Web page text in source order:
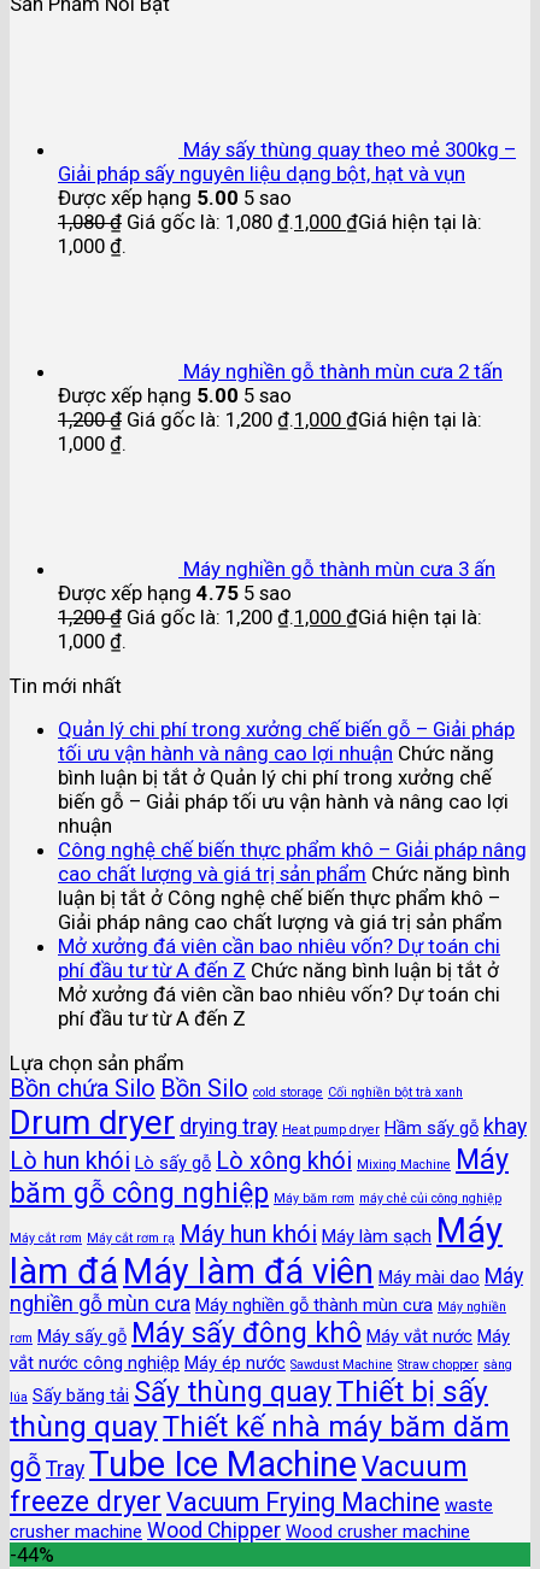
Máy sấy thùng quay theo mẻ 300kg –
Giải pháp sấy nguyên liệu dạng bột, hạt và vụn
Được xếp hạng 5.00 5 sao
1,080₫ Giá gốc là: 1,080 ₫.1,000 ₫Giá hiện tại là:
1,000 ₫.
Máy nghiền gỗ thành mùn cưa 2 tấn
Được xếp hạng 5.00 5 sao
1,200₫ Giá gốc là: 1,200 ₫.1,000 ₫Giá hiện tại là:
1,000 ₫.
Máy nghiền gỗ thành mùn cưa 3 ấn
Được xếp hạng 4.75 5 sao
1,200₫ Giá gốc là: 1,200 ₫.1,000 ₫Giá hiện tại là:
1,000 ₫.
Tin mới nhất
Quản lý chi phí trong xưởng chế biến gỗ – Giải pháp
tối ưu vận hành và nâng cao lợi nhuận Chức năng
bình luận bị tắt ở Quản lý chi phí trong xưởng chế
biến gỗ – Giải pháp tối ưu vận hành và nâng cao lợi
nhuận
Công nghệ chế biến thực phẩm khô – Giải pháp nâng
cao chất lượng và giá trị sản phẩm Chức năng bình
luận bị tắt ở Công nghệ chế biến thực phẩm khô –
Giải pháp nâng cao chất lượng và giá trị sản phẩm
Mở xưởng đá viên cần bao nhiêu vốn? Dự toán chi
phí đầu tư từ A đến Z Chức năng bình luận bị tắt ở
Mở xưởng đá viên cần bao nhiêu vốn? Dự toán chi
phí đầu tư từ A đến Z
Lựa chọn sản phẩm
Bồn chứa Silo Bồn Silo cold storage Cối nghiền bột trà xanh
Drum dryer drying tray Heat pump dryer Hầm sấy gỗ khay
Lò hun khói Lò sấy gỗ Lò xông khói Mixing Machine Máy
băm gỗ công nghiệp Máy băm rơm máy chẻ củi công nghiệp
Máy cắt rơm Máy cắt rơm rạ Máy hun khói Máy làm sạch Máy
làm đá Máy làm đá viên Máy mài dao Máy
nghiền gỗ mùn cưa Máy nghiền gỗ thành mùn cưa Máy nghiền
rơm Máy sấy gỗ Máy sấy đông khô Máy vắt nước Máy
vắt nước công nghiệp Máy ép nước Sawdust Machine Straw chopper sàng
lúa Sấy băng tải Sấy thùng quayThiết bị sấy
thùng quayThiết kế nhà máy băm dăm
gỗ Tray Tube Ice MachineVacuum
freeze dryer Vacuum Frying Machine waste
crusher machine Wood Chipper Wood crusher machine
-44%